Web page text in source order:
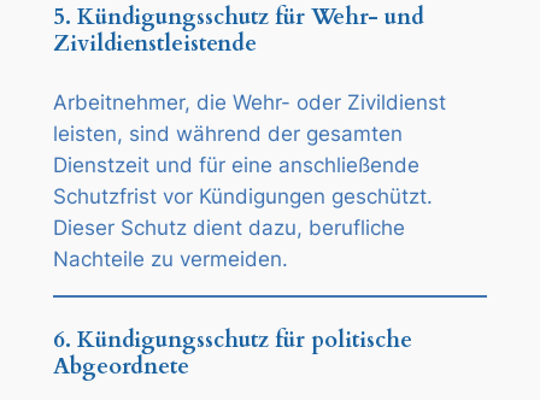
5. Kündigungsschutz für Wehr- und
Zivildienstleistende
Arbeitnehmer, die Wehr- oder Zivildienst
leisten, sind während der gesamten
Dienstzeit und für eine anschließende
Schutzfrist vor Kündigungen geschützt.
Dieser Schutz dient dazu, berufliche
Nachteile zu vermeiden.
6. Kündigungsschutz für politische
Abgeordnete